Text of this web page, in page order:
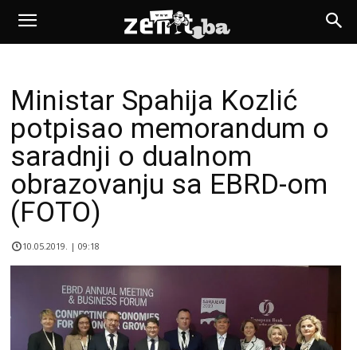
Ministar Spahija Kozlić
potpisao memorandum o
saradnji o dualnom
obrazovanju sa EBRD-om
(FOTO)
10.05.2019. | 09:18